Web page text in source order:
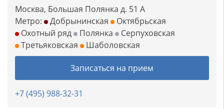
Москва, Большая Полянка д. 51 А
Метро:
Добрынинская
Октябрьская
Охотный ряд
Полянка
Серпуховская
Третьяковская
Шаболовская
Записаться на прием
+7 (495) 988-32-31